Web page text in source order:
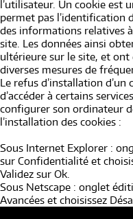
l’utilisateur. Un cookie est
permet pas l’identification
des informations relatives
site. Les données ainsi
ultérieure sur le site, et
diverses mesures de
Le refus d’installation
d’accéder à certains
configurer son ordinateur
l’installation des cookies :
Sous Internet Explorer :
sur Confidentialité et
Validez sur Ok.
Sous Netscape : onglet
Avancées et choisissez